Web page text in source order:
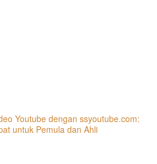
Youtube dengan ssyoutube.com:
untuk Pemula dan Ahli